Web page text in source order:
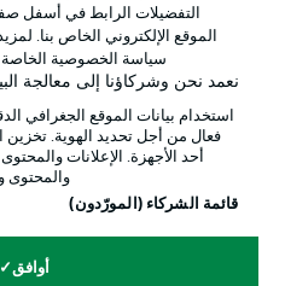
© 2026 Bundesliga-Gruppe GmbH
التفضيلات الرابط في أسفل
الموقع الإلكتروني الخاص بنا.
سياسة الخصوصية الخاصة
نعمد نحن وشركاؤنا إلى معالجة
استخدام بيانات الموقع الجغرافي
فعال من أجل تحديد الهوية. تخزين
أحد الأجهزة. الإعلانات
والمحتوى
قائمة الشركاء (المورّدون)
أوافق